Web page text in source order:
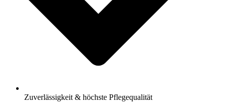
Zuverlässigkeit & höchste Pflegequalität